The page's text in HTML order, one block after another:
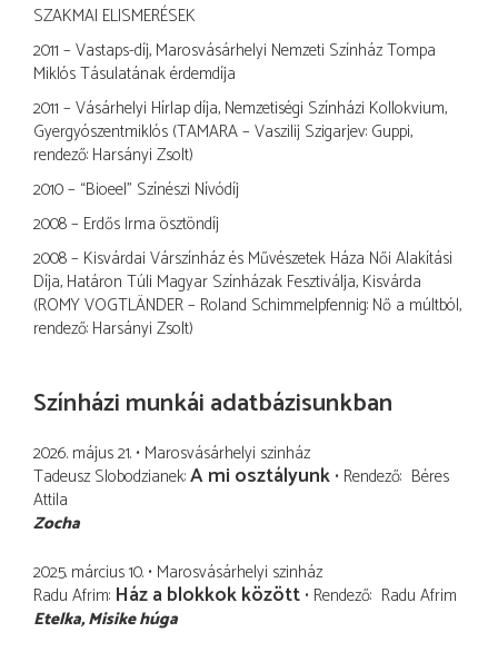
SZAKMAI ELISMERÉSEK
2011 – Vastaps-díj, Marosvásárhelyi Nemzeti Színház Tompa
Miklós Tásulatának érdemdíja
2011 – Vásárhelyi Hírlap díja, Nemzetiségi Színházi Kollokvium,
Gyergyószentmiklós (TAMARA – Vaszilij Szigarjev: Guppi,
rendező: Harsányi Zsolt)
2010 – “Bioeel” Színészi Nívódíj
2008 – Erdős Irma ösztöndíj
2008 – Kisvárdai Várszínház és Művészetek Háza Női Alakítási
Díja, Határon Túli Magyar Színházak Fesztiválja, Kisvárda
(ROMY VOGTLÄNDER – Roland Schimmelpfennig: Nő a múltból,
rendező: Harsányi Zsolt)
Színházi munkái adatbázisunkban
2026. május 21. Marosvásárhelyi szinház
Tadeusz Slobodzianek A mi osztályunk Rendező Béres
Attila
Zocha
2025. március 10. Marosvásárhelyi szinház
Radu Afrim Ház a blokkok között Rendező Radu Afrim
Etelka Misike húga